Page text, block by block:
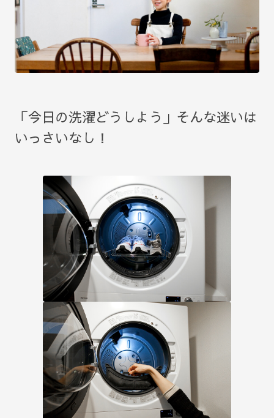
「今日の洗濯どうしよう」そんな迷いは
いっさいなし！